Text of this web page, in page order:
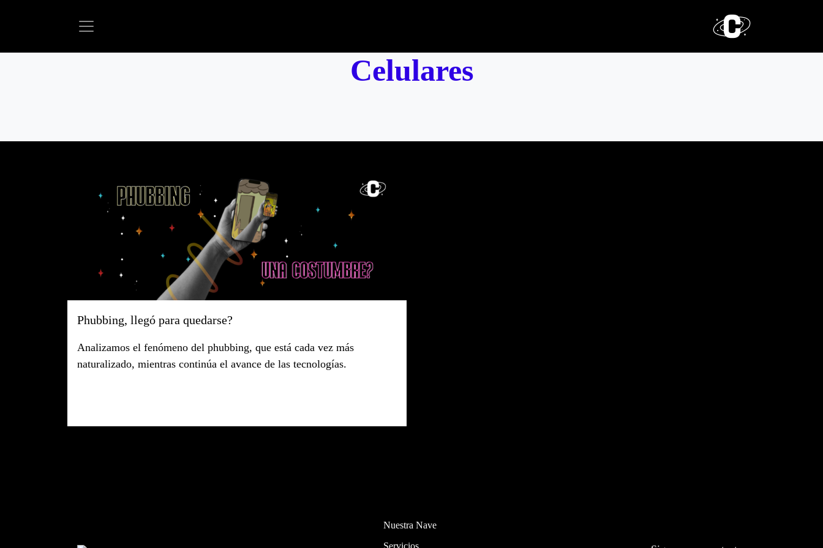
Celulares
Phubbing, llegó para quedarse?
Analizamos el fenómeno del phubbing, que está cada vez más
naturalizado, mientras continúa el avance de las tecnologías.
Nuestra Nave
Servicios